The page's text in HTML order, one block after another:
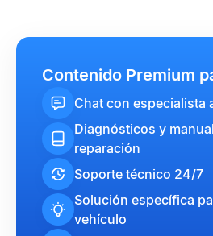
Contenido Premium
Chat con especialista
Diagnósticos y
reparación
Soporte técnico 24/7
Solución específica
vehículo